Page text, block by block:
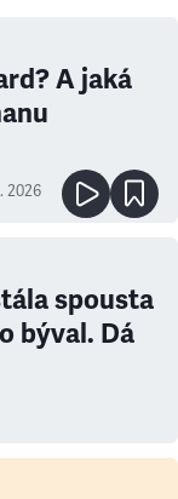
A jaká
2026
spousta
býval. Dá